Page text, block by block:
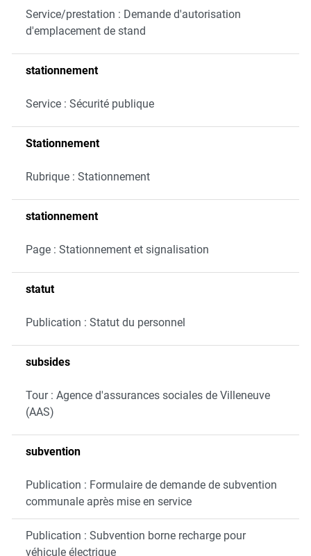
Service/prestation : Demande d'autorisation
d'emplacement de stand
stationnement
Service : Sécurité publique
Stationnement
Rubrique : Stationnement
stationnement
Page : Stationnement et signalisation
statut
Publication : Statut du personnel
subsides
Tour : Agence d'assurances sociales de Villeneuve
(AAS)
subvention
Publication : Formulaire de demande de subvention
communale après mise en service
Publication : Subvention borne recharge pour
véhicule électrique